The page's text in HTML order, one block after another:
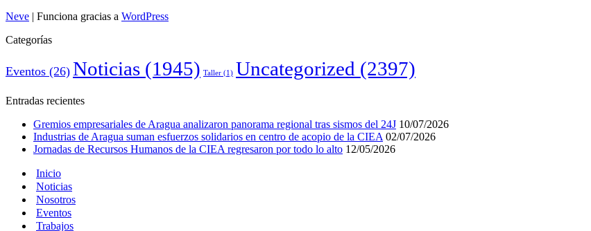
Neve | Funciona gracias a WordPress
Categorías
Eventos (26) Noticias (1945) Taller (1) Uncategorized (2397)
Entradas recientes
Gremios empresariales de Aragua analizaron panorama regional tras sismos del 24J 10/07/2026
Industrias de Aragua suman esfuerzos solidarios en centro de acopio de la CIEA 02/07/2026
Jornadas de Recursos Humanos de la CIEA regresaron por todo lo alto 12/05/2026
Inicio
Noticias
Nosotros
Eventos
Trabajos